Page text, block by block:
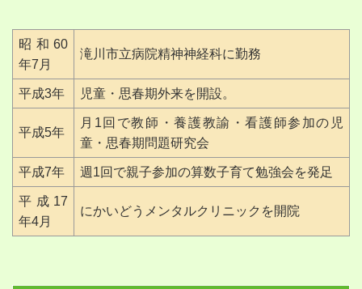
昭和60
年7月
滝川市立病院精神神経科に勤務
平成3年 児童・思春期外来を開設。
平成5年
月1回で教師・養護教諭・看護師参加の児
童・思春期問題研究会
平成7年 週1回で親子参加の算数子育て勉強会を発足
平成17
年4月
にかいどうメンタルクリニックを開院